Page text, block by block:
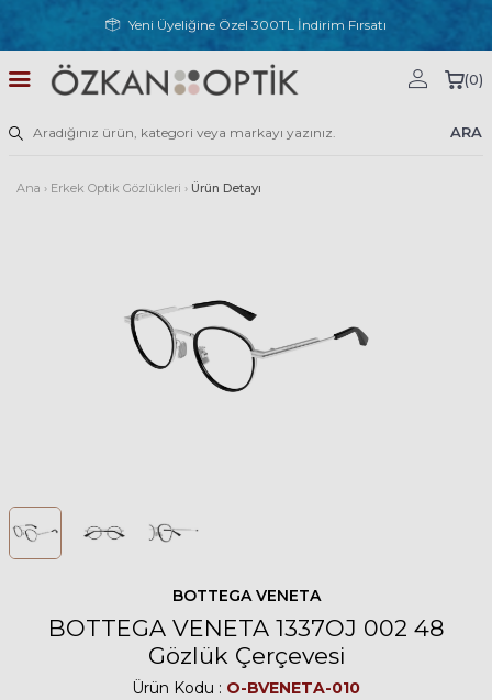
Yeni Üyeliğine Özel 300TL İndirim Fırsatı
ARA
(0)
Ana › Erkek Optik Gözlükleri › Ürün Detayı
BOTTEGA VENETA
BOTTEGA VENETA 1337OJ 002 48
Gözlük Çerçevesi
Ürün Kodu : O-BVENETA-010